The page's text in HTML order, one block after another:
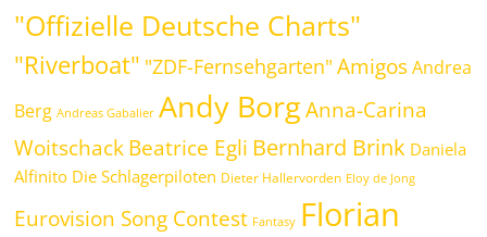
"Offizielle Deutsche Charts"
"Riverboat" "ZDF-Fernsehgarten" Amigos Andrea
Berg Andreas Gabalier Andy Borg Anna-Carina
WoitschackBeatrice Egli Bernhard Brink Daniela
Alfinito Die Schlagerpiloten Dieter Hallervorden Eloy de Jong
Eurovision Song Contest Fantasy Florian